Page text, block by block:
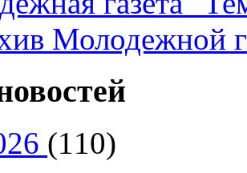
Молодежной
(110)